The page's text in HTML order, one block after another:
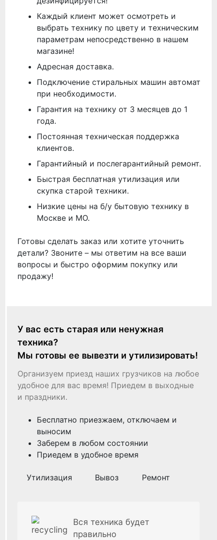
Каждый клиент может осмотреть и
выбрать технику по цвету и техническим
параметрам непосредственно в нашем
магазине!
Адресная доставка.
Подключение стиральных машин автомат
при необходимости.
Гарантия на технику от 3 месяцев до 1
года.
Постоянная техническая поддержка
клиентов.
Гарантийный и послегарантийный ремонт.
Быстрая бесплатная утилизация или
скупка старой техники.
Низкие цены на б/у бытовую технику в
Москве и МО.
Готовы сделать заказ или хотите уточнить
детали? Звоните – мы ответим на все ваши
вопросы и быстро оформим покупку или
продажу!
У вас есть старая или ненужная
техника?
Мы готовы ее вывезти и утилизировать!
Организуем приезд наших грузчиков на любое
удобное для вас время! Приедем в выходные
и праздники.
Бесплатно приезжаем, отключаем и
выносим
Заберем в любом состоянии
Приедем в удобное время
Утилизация Вывоз Ремонт
Вся техника будет
правильно